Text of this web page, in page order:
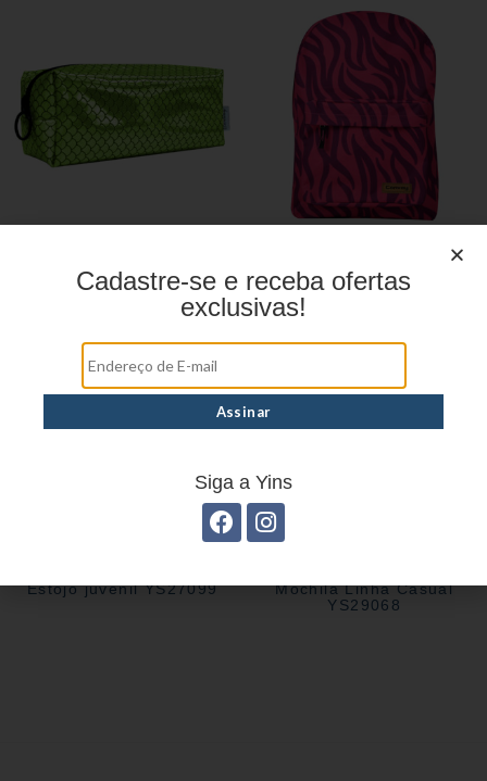
YS29069
Estojo juvenil YS27099
Mochila Linha Casual
YS29068
Cadastre-se e receba ofertas
exclusivas!
Siga a Yins